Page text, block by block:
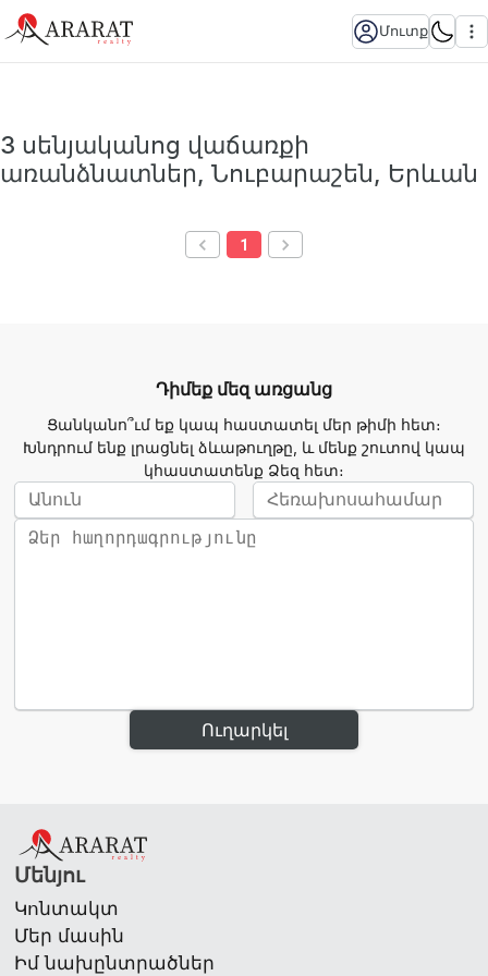
Մուտք
3 սենյականոց վաճառքի
առանձնատներ, Նուբարաշեն, Երևան
1
Դիմեք մեզ առցանց
Ցանկանո՞ւմ եք կապ հաստատել մեր թիմի հետ։
Խնդրում ենք լրացնել ձևաթուղթը, և մենք շուտով կապ
կհաստատենք Ձեզ հետ։
Ուղարկել
Մենյու
Կոնտակտ
Մեր մասին
Իմ նախընտրածներ